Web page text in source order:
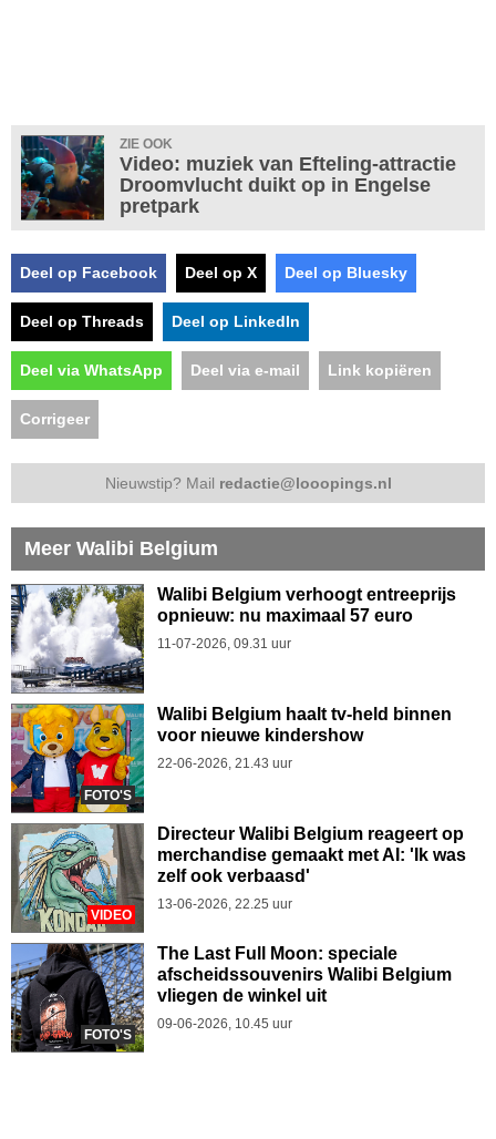
ZIE OOK
Video: muziek van Efteling-attractie
Droomvlucht duikt op in Engelse
pretpark
Deel op Facebook Deel op X Deel op Bluesky
Deel op Threads Deel op LinkedIn
Deel via WhatsApp Deel via e-mail Link kopiëren
Corrigeer
Nieuwstip? Mail redactie@looopings.nl
Meer Walibi Belgium
Walibi Belgium verhoogt entreeprijs
opnieuw: nu maximaal 57 euro
11-07-2026, 09.31 uur
FOTO'S
Walibi Belgium haalt tv-held binnen
voor nieuwe kindershow
22-06-2026, 21.43 uur
VIDEO
Directeur Walibi Belgium reageert op
merchandise gemaakt met AI: 'Ik was
zelf ook verbaasd'
13-06-2026, 22.25 uur
FOTO'S
The Last Full Moon: speciale
afscheidssouvenirs Walibi Belgium
vliegen de winkel uit
09-06-2026, 10.45 uur